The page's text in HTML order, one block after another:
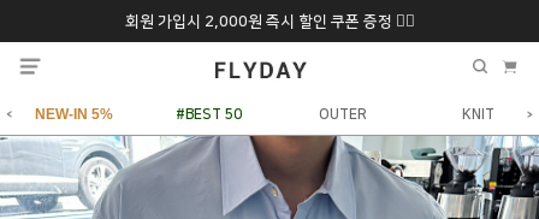
회원 가입시 2,000원 즉시 할인 쿠폰 증정 ❤️‍🔥
추석 특별 할인 10~20% 9/6 화 ~ 9/12월
NEW-IN 5% #BEST 50 OUTER KNIT